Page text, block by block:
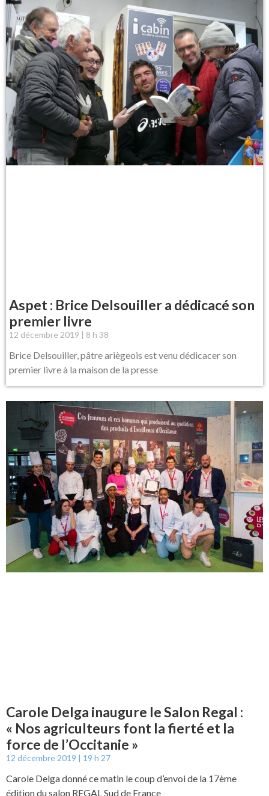
Aspet : Brice Delsouiller a dédicacé son
premier livre
12 décembre 2019 8 h 38
Brice Delsouiller, pâtre ariègeois est venu dédicacer son
premier livre à la maison de la presse
Carole Delga inaugure le Salon Regal :
« Nos agriculteurs font la fierté et la
force de l’Occitanie »
12 décembre 2019 19 h 27
Carole Delga donné ce matin le coup d’envoi de la 17ème
édition du salon REGAL Sud de France